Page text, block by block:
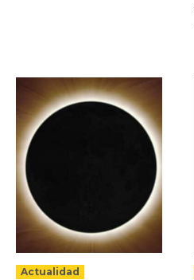
Actualidad